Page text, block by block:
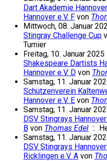
Dart Akademie
Hannover e.V. F von
Mittwoch, 08. Januar
Stingray Challenge Cup
Turnier
Freitag, 10. Januar
Shakespeare Dartists
Hannover e.V. D von
Samstag, 11. Januar
Schützenverein
Hannover e.V. E von
Samstag, 11. Januar
DSV Stingrays
B von Thomas Edel ::
Samstag, 11. Januar
DSV Stingrays
Ricklingen e.V. A von